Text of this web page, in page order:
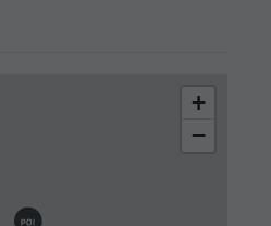
+
−